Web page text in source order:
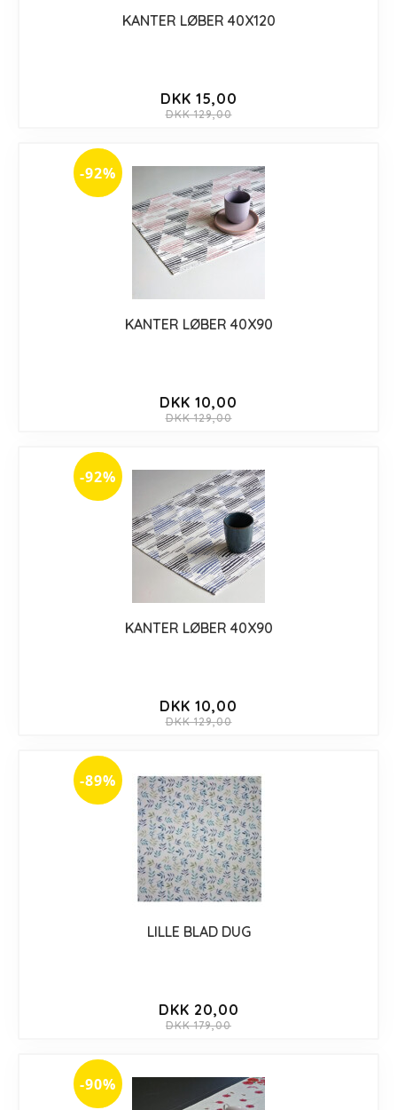
KANTER LØBER 40X120
DKK 15,00
DKK 129,00
-92%
KANTER LØBER 40X90
DKK 10,00
DKK 129,00
-92%
KANTER LØBER 40X90
DKK 10,00
DKK 129,00
-89%
LILLE BLAD DUG
DKK 20,00
DKK 179,00
-90%